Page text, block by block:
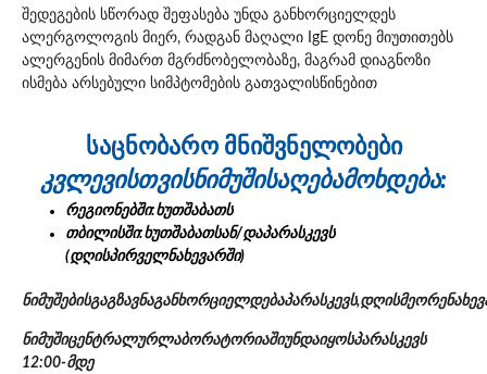
შედეგების სწორად შეფასება უნდა განხორციელდეს
ალერგოლოგის მიერ, რადგან მაღალი IgE დონე მიუთითებს
ალერგენის მიმართ მგრძნობელობაზე, მაგრამ დიაგნოზი
ისმება არსებული სიმპტომების გათვალისწინებით
საცნობარო მნიშვნელობები
კვლევისთვისნიმუშისაღებამოხდება:
რეგიონებში:ხუთშაბათს
თბილისში:ხუთშაბათსან/დაპარასკევს
(დღისპირველნახევარში)
ნიმუშებისგაგზავნაგანხორციელდებაპარასკევს,დღისმეორე
ნიმუშიცენტრალურლაბორატორიაშიუნდაიყოსპარასკევს
12:00-მდე